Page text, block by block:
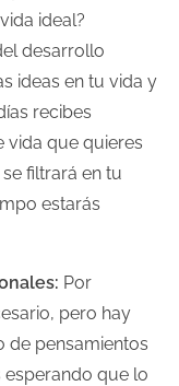
ideal?
desarrollo
ideas en tu vida y
recibes
vida que quieres
filtrará en tu
estarás
Por
pero hay
de pensamientos
esperando que lo